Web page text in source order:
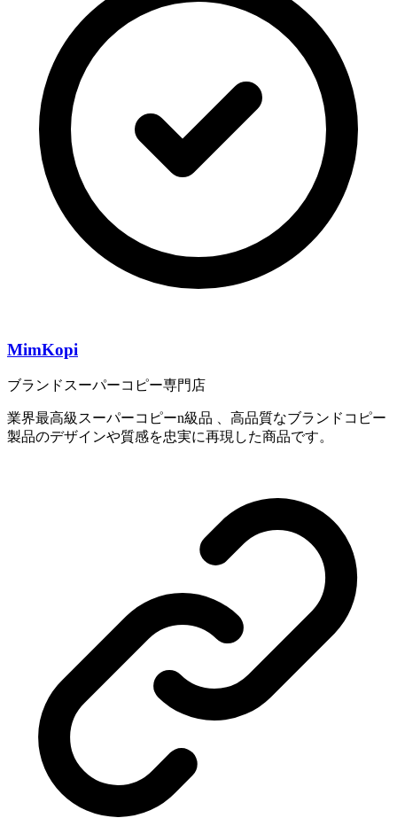
MimKopi
ブランドスーパーコピー専門店
業界最高級スーパーコピーn級品 、高品質なブランドコピー
製品のデザインや質感を忠実に再現した商品です。